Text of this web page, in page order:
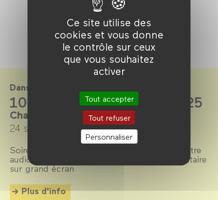
Ce site utilise des
cookies et vous donne
le contrôle sur ceux
que vous souhaitez
activer
Tout accepter
Tout refuser
Personnaliser
Dans le cadre de
100% doc saison 2024-2025
Chaque mardi
24 septembre 2024 → 6 juillet 2025
Soirées 100% doc + Les rendez-vous du Centre
audiovisuel Simone de Beauvoir + Documentaire
sur grand écran
Plus d'info